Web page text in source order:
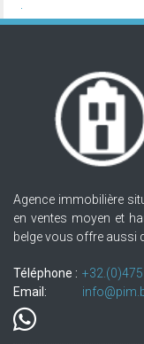
Agence immobilière
en ventes moyen et
belge vous offre aussi
Téléphone :
Email: